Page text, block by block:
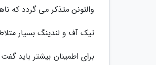
والتونن متذکر می گردد که
تیک آف و لندینگ بسیار
برای اطمینان بیشتر باید